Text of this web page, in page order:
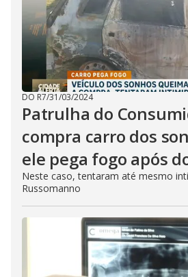
DO R7/31/03/2024
Patrulha do
compra carro dos
ele pega fogo após
Neste caso, tentaram até mesmo
Russomanno